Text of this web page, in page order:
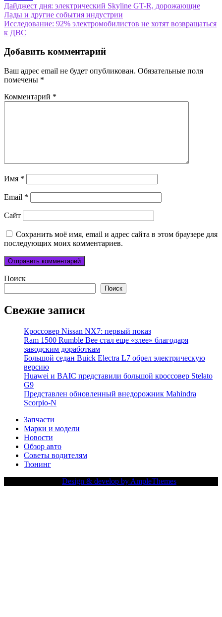
Навигация
по
записям
Дайджест дня: электрический Skyline GT-R, дорожающие
Лады и другие события индустрии
Исследование: 92% электромобилистов не хотят возвращаться
к ДВС
Добавить комментарий
Ваш адрес email не будет опубликован. Обязательные поля
помечены *
Комментарий *
Имя *
Email *
Сайт
Сохранить моё имя, email и адрес сайта в этом браузере для
последующих моих комментариев.
Поиск
Поиск
Свежие записи
Кроссовер Nissan NX7: первый показ
Ram 1500 Rumble Bee стал еще «злее» благодаря
заводским доработкам
Большой седан Buick Electra L7 обрел электрическую
версию
Huawei и BAIC представили большой кроссовер Stelato
G9
Представлен обновленный внедорожник Mahindra
Scorpio-N
Запчасти
Марки и модели
Новости
Обзор авто
Советы водителям
Тюнинг
Design & develop by AmpleThemes